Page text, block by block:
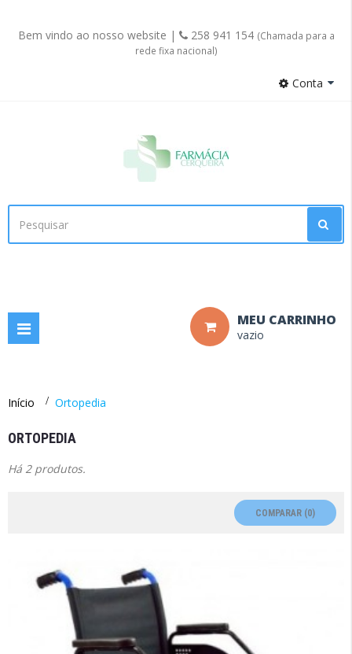
Bem vindo ao nosso website | 258 941 154 (Chamada para a
rede fixa nacional)
Conta
MEU CARRINHO
vazio
Toggle
navigation
Início > Ortopedia
ORTOPEDIA
Há 2 produtos.
COMPARAR (0)